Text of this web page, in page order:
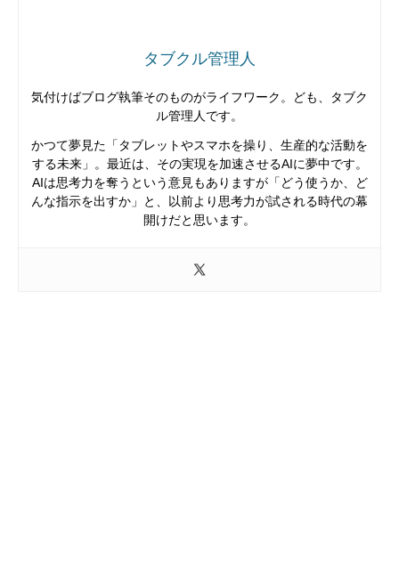
タブクル管理人
気付けばブログ執筆そのものがライフワーク。ども、タブク
ル管理人です。
かつて夢見た「タブレットやスマホを操り、生産的な活動を
する未来」。最近は、その実現を加速させるAIに夢中です。
AIは思考力を奪うという意見もありますが「どう使うか、ど
んな指示を出すか」と、以前より思考力が試される時代の幕
開けだと思います。